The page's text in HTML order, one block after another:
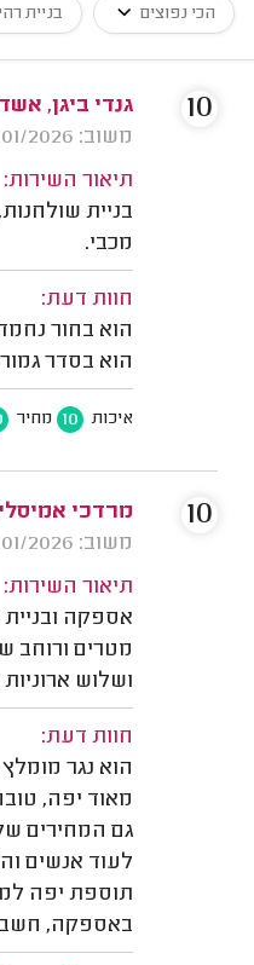
הכי נפוצים בניית
גנדי ביגן,
משוב: 17/01/2026
תיאור השירות:
בניית
מכבי.
חוות דעת:
הוא בחור
הוא בסדר
איכות 10 מחיר
10
מרדכי
משוב: 17/01/2026
תיאור השירות:
ושלוש
חוות דעת:
הוא נגר
מאוד יפה,
גם המחירים
לעוד אנשים
תוספת יפה
באספקה,
10